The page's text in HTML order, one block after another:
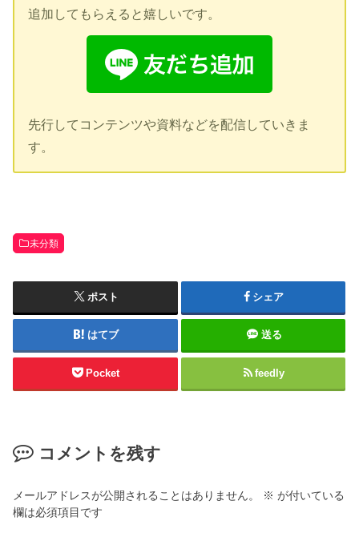
追加してもらえると嬉しいです。
先行してコンテンツや資料などを配信していきま
す。
未分類
ポスト シェア
はてブ 送る
Pocket feedly
コメントを残す
メールアドレスが公開されることはありません。 ※ が付いている
欄は必須項目です